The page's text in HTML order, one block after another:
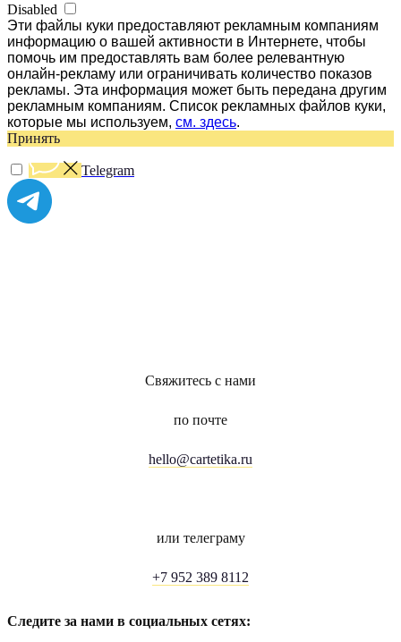
Disabled
Эти файлы куки предоставляют рекламным компаниям
информацию о вашей активности в Интернете, чтобы
помочь им предоставлять вам более релевантную
онлайн-рекламу или ограничивать количество показов
рекламы. Эта информация может быть передана другим
рекламным компаниям. Список рекламных файлов куки,
которые мы используем, см. здесь.
Принять
Telegram
Свяжитесь с нами
по почте
hello@cartetika.ru
или телеграму
+7 952 389 8112
Следите за нами в социальных сетях: